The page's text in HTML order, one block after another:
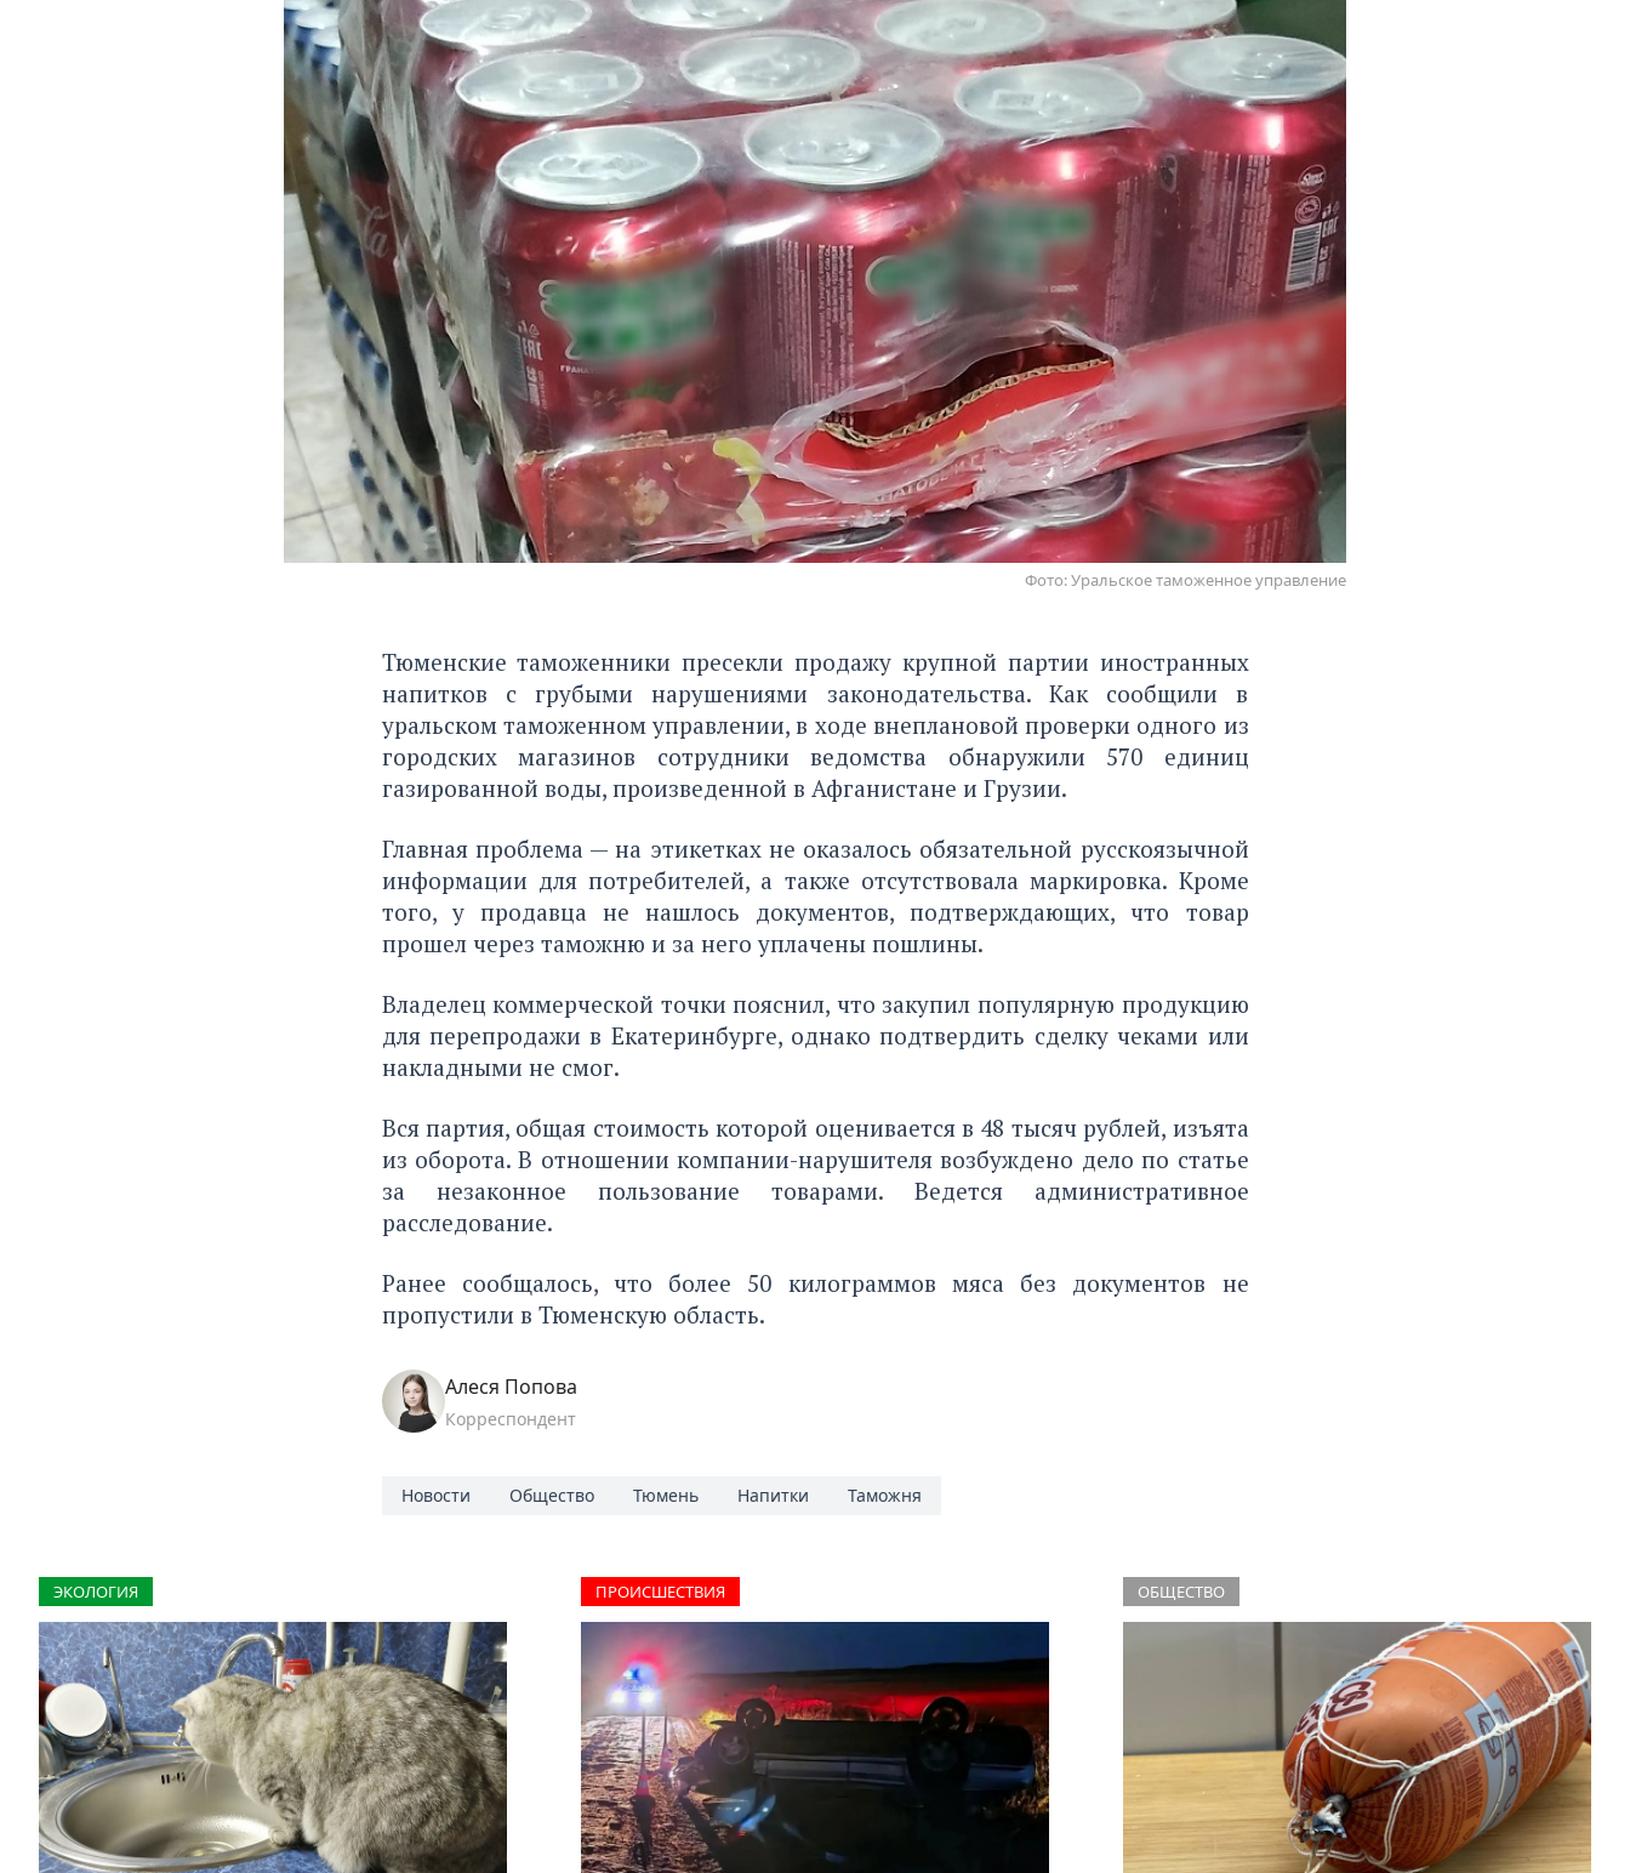
Фото: Уральское таможенное управление
Тюменские таможенники пресекли продажу крупной партии иностранных
напитков с грубыми нарушениями законодательства. Как сообщили в
уральском таможенном управлении, в ходе внеплановой проверки одного из
городских магазинов сотрудники ведомства обнаружили 570 единиц
газированной воды, произведенной в Афганистане и Грузии.
Главная проблема — на этикетках не оказалось обязательной русскоязычной
информации для потребителей, а также отсутствовала маркировка. Кроме
того, у продавца не нашлось документов, подтверждающих, что товар
прошел через таможню и за него уплачены пошлины.
Владелец коммерческой точки пояснил, что закупил популярную продукцию
для перепродажи в Екатеринбурге, однако подтвердить сделку чеками или
накладными не смог.
Вся партия, общая стоимость которой оценивается в 48 тысяч рублей, изъята
из оборота. В отношении компании-нарушителя возбуждено дело по статье
за незаконное пользование товарами. Ведется административное
расследование.
Ранее сообщалось, что более 50 килограммов мяса без документов не
пропустили в Тюменскую область.
Алеся Попова
Корреспондент
Новости Общество Тюмень Напитки Таможня
ЭКОЛОГИЯ ПРОИCШЕСТВИЯ ОБЩЕСТВО